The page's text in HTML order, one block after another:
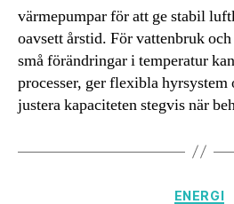
värmepumpar för att ge stabil
oavsett årstid. För vattenbruk
små förändringar i temperatur
processer, ger flexibla
justera kapaciteten stegvis när
ENERGI